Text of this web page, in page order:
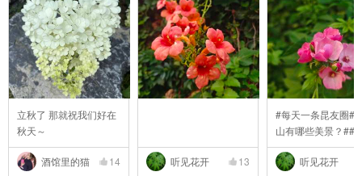
立秋了 那就祝我们好在
秋天～
酒馆里的猫 14 听见花开 13
#每天一条昆友圈
山有哪些美景？##
..
听见花开